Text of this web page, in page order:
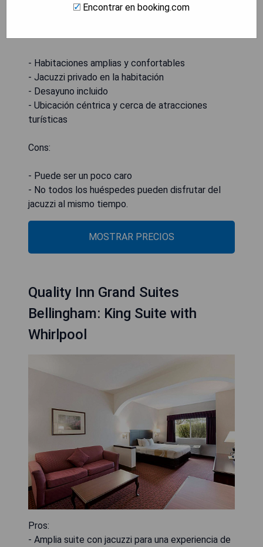
- Habitaciones amplias y confortables
- Jacuzzi privado en la habitación
- Desayuno incluido
- Ubicación céntrica y cerca de atracciones
turísticas
Cons:
- Puede ser un poco caro
- No todos los huéspedes pueden disfrutar del
jacuzzi al mismo tiempo.
MOSTRAR PRECIOS
Quality Inn Grand Suites
Bellingham: King Suite with
Whirlpool
Pros:
- Amplia suite con jacuzzi para una experiencia de
Encontrar en booking.com